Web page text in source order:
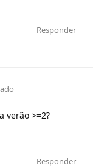
Responder
verão >=2?
Responder